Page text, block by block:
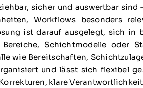
sicher und auswertbar
Workflows besonders
ist darauf ausgelegt, sich in
Bereiche, Schichtmodelle oder
wie Bereitschaften,
und lässt sich flexibel
klare